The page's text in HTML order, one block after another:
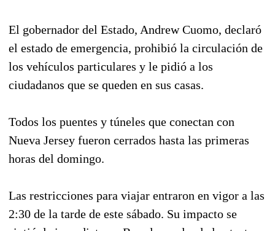
El gobernador del Estado, Andrew Cuomo, declaró
el estado de emergencia, prohibió la circulación de
los vehículos particulares y le pidió a los
ciudadanos que se queden en sus casas.
Todos los puentes y túneles que conectan con
Nueva Jersey fueron cerrados hasta las primeras
horas del domingo.
Las restricciones para viajar entraron en vigor a las
2:30 de la tarde de este sábado. Su impacto se